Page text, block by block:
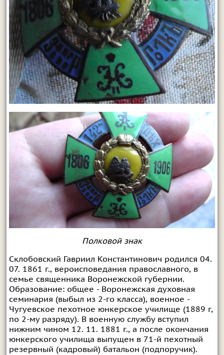
Полковой знак
Склобовский Гавриил Константинович родился 04.
07. 1861 г., вероисповедания православного, в
семье священника Воронежской губернии.
Образование: общее - Воронежская духовная
семинария (выбыл из 2-го класса), военное -
Чугуевское пехотное юнкерское училище (1889 г,
по 2-му разряду). В военную службу вступил
нижним чином 12. 11. 1881 г., а после окончания
юнкерского училища выпущен в 71-й пехотный
резервный (кадровый) батальон (подпоручик).